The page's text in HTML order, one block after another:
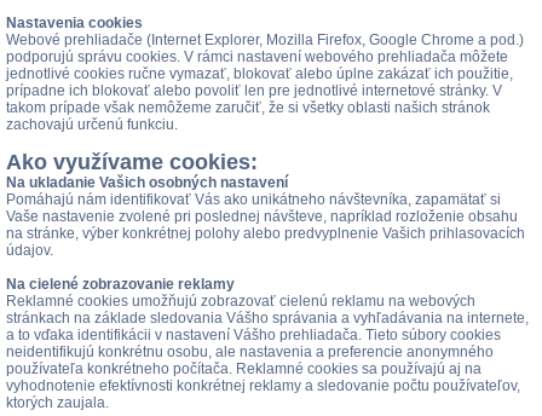
Nastavenia cookies
Webové prehliadače (Internet Explorer, Mozilla Firefox, Google Chrome a pod.)
podporujú správu cookies. V rámci nastavení webového prehliadača môžete
jednotlivé cookies ručne vymazať, blokovať alebo úplne zakázať ich použitie,
prípadne ich blokovať alebo povoliť len pre jednotlivé internetové stránky. V
takom prípade však nemôžeme zaručiť, že si všetky oblasti našich stránok
zachovajú určenú funkciu.
Ako využívame cookies:
Na ukladanie Vašich osobných nastavení
Pomáhajú nám identifikovať Vás ako unikátneho návštevníka, zapamätať si
Vaše nastavenie zvolené pri poslednej návšteve, napríklad rozloženie obsahu
na stránke, výber konkrétnej polohy alebo predvyplnenie Vašich prihlasovacích
údajov.
Na cielené zobrazovanie reklamy
Reklamné cookies umožňujú zobrazovať cielenú reklamu na webových
stránkach na základe sledovania Vášho správania a vyhľadávania na internete,
a to vďaka identifikácii v nastavení Vášho prehliadača. Tieto súbory cookies
neidentifikujú konkrétnu osobu, ale nastavenia a preferencie anonymného
používateľa konkrétneho počítača. Reklamné cookies sa používajú aj na
vyhodnotenie efektívnosti konkrétnej reklamy a sledovanie počtu používateľov,
ktorých zaujala.